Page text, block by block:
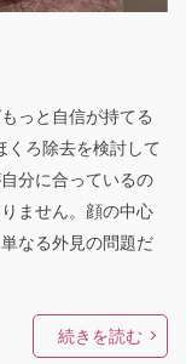
っと自信が持てる
ろ除去を検討して
分に合っているの
ません。顔の中心
なる外見の問題だ
続きを読む